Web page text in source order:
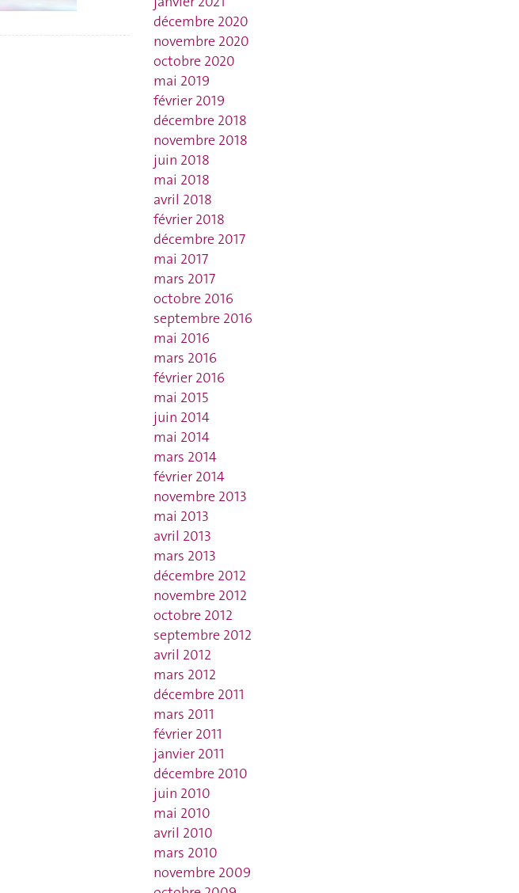
décembre 2020
novembre 2020
octobre 2020
mai 2019
février 2019
décembre 2018
novembre 2018
juin 2018
mai 2018
avril 2018
février 2018
décembre 2017
mai 2017
mars 2017
octobre 2016
septembre 2016
mai 2016
mars 2016
février 2016
mai 2015
juin 2014
mai 2014
mars 2014
février 2014
novembre 2013
mai 2013
avril 2013
mars 2013
décembre 2012
novembre 2012
octobre 2012
septembre 2012
avril 2012
mars 2012
décembre 2011
mars 2011
février 2011
janvier 2011
décembre 2010
juin 2010
mai 2010
avril 2010
mars 2010
novembre 2009